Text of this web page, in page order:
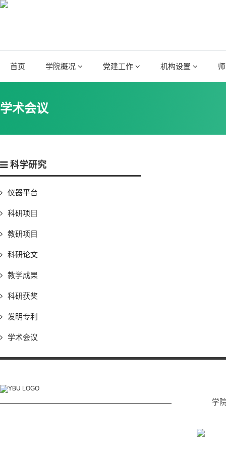
首页 学院概况 党建工作 机构设置
学术会议
科学研究
仪器平台
科研项目
教研项目
科研论文
教学成果
科研获奖
发明专利
学术会议
学